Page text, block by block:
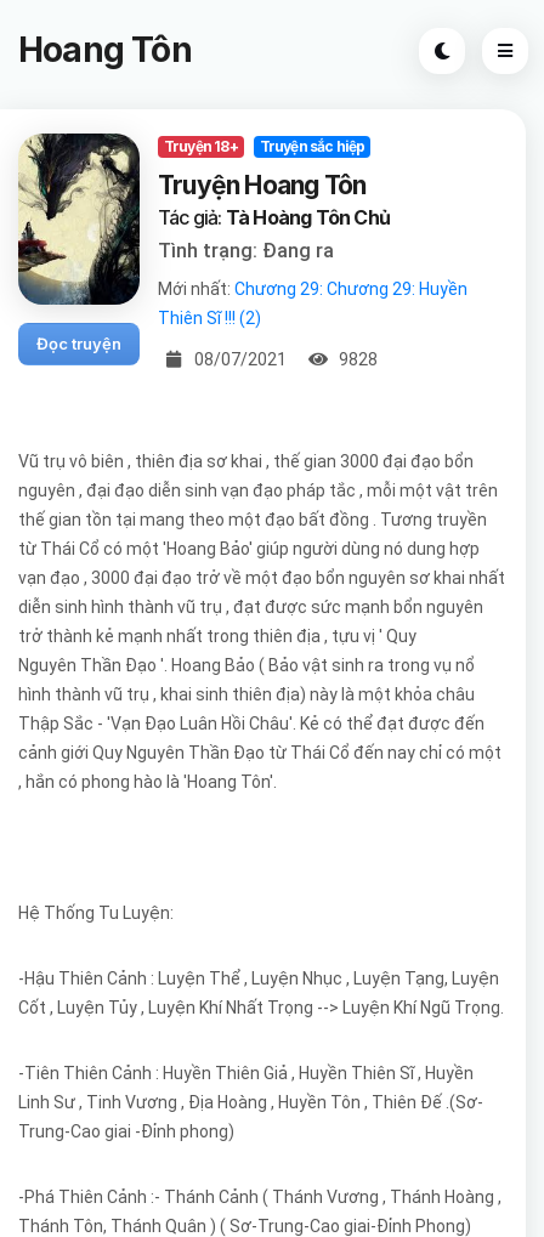
Hoang Tôn
Đọc truyện
Truyện 18+ Truyện sắc hiệp
Truyện Hoang Tôn
Tác giả: Tà Hoàng Tôn Chủ
Tình trạng: Đang ra
Mới nhất: Chương 29: Chương 29: Huyền
Thiên Sĩ !!! (2)
08/07/2021 9828
Vũ trụ vô biên , thiên địa sơ khai , thế gian 3000 đại đạo bổn
nguyên , đại đạo diễn sinh vạn đạo pháp tắc , mỗi một vật trên
thế gian tồn tại mang theo một đạo bất đồng . Tương truyền
từ Thái Cổ có một 'Hoang Bảo' giúp người dùng nó dung hợp
vạn đạo , 3000 đại đạo trở về một đạo bổn nguyên sơ khai nhất
diễn sinh hình thành vũ trụ , đạt được sức mạnh bổn nguyên
trở thành kẻ mạnh nhất trong thiên địa , tựu vị ' Quy
Nguyên Thần Đạo '. Hoang Bảo ( Bảo vật sinh ra trong vụ nổ
hình thành vũ trụ , khai sinh thiên địa) này là một khỏa châu
Thập Sắc - 'Vạn Đạo Luân Hồi Châu'. Kẻ có thể đạt được đến
cảnh giới Quy Nguyên Thần Đạo từ Thái Cổ đến nay chỉ có một
, hắn có phong hào là 'Hoang Tôn'.
Hệ Thống Tu Luyện:
-Hậu Thiên Cảnh : Luyện Thể , Luyện Nhục , Luyện Tạng, Luyện
Cốt , Luyện Tủy , Luyện Khí Nhất Trọng --> Luyện Khí Ngũ Trọng.
-Tiên Thiên Cảnh : Huyền Thiên Giả , Huyền Thiên Sĩ , Huyền
Linh Sư , Tinh Vương , Địa Hoàng , Huyền Tôn , Thiên Đế .(Sơ-
Trung-Cao giai -Đỉnh phong)
-Phá Thiên Cảnh :- Thánh Cảnh ( Thánh Vương , Thánh Hoàng ,
Thánh Tôn, Thánh Quân ) ( Sơ-Trung-Cao giai-Đỉnh Phong)